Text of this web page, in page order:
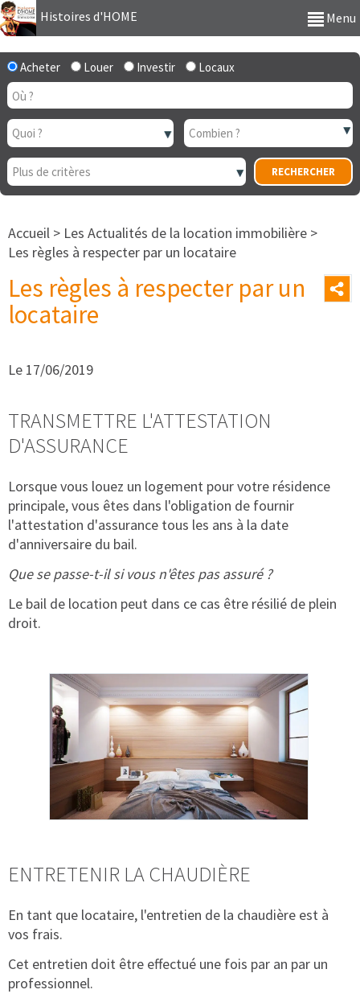
Histoires d'HOME Menu
Acheter Louer Investir Locaux
Accueil > Les Actualités de la location immobilière >
Les règles à respecter par un locataire
Les règles à respecter par un
locataire
Le 17/06/2019
TRANSMETTRE L'ATTESTATION
D'ASSURANCE
Lorsque vous louez un logement pour votre résidence
principale, vous êtes dans l'obligation de fournir
l'attestation d'assurance tous les ans à la date
d'anniversaire du bail.
Que se passe-t-il si vous n'êtes pas assuré ?
Le bail de location peut dans ce cas être résilié de plein
droit.
ENTRETENIR LA CHAUDIÈRE
En tant que locataire, l'entretien de la chaudière est à
vos frais.
Cet entretien doit être effectué une fois par an par un
professionnel.